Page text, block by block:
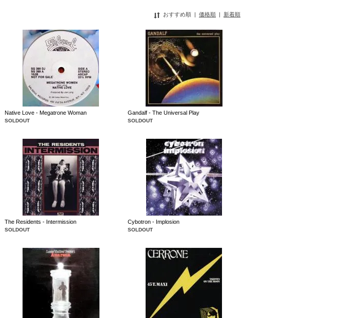
おすすめ順 価格順 新着順
Native Love - Megatrone Woman
SOLDOUT
Gandalf - The Universal Play
SOLDOUT
The Residents - Intermission
SOLDOUT
Cybotron - Implosion
SOLDOUT